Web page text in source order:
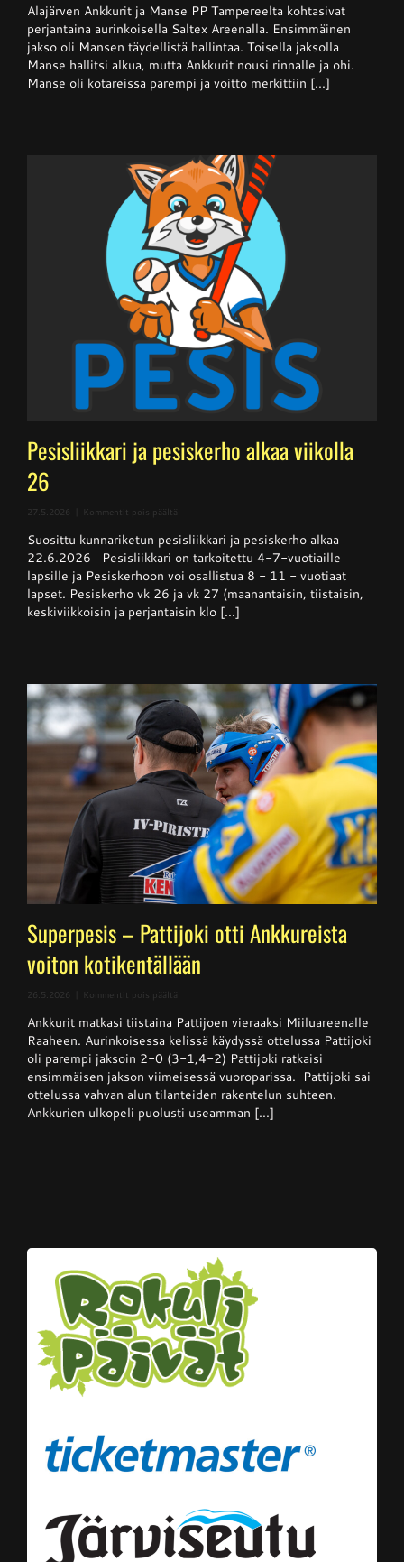
–
Ankkurit
nappasi
pisteen
hallitsevalta
mestarilta
Alajärven Ankkurit ja Manse PP Tampereelta kohtasivat
perjantaina aurinkoisella Saltex Areenalla. Ensimmäinen
jakso oli Mansen täydellistä hallintaa. Toisella jaksolla
Manse hallitsi alkua, mutta Ankkurit nousi rinnalle ja ohi.
Manse oli kotareissa parempi ja voitto merkittiin [...]
Pesisliikkari ja pesiskerho alkaa viikolla
26
27.5.2026 Kommentit pois päältä
ja
pesiskerho
alkaa
viikolla
26
Suosittu kunnariketun pesisliikkari ja pesiskerho alkaa
22.6.2026 Pesisliikkari on tarkoitettu 4-7-vuotiaille
lapsille ja Pesiskerhoon voi osallistua 8 - 11 - vuotiaat
lapset. Pesiskerho vk 26 ja vk 27 (maanantaisin, tiistaisin,
keskiviikkoisin ja perjantaisin klo [...]
Superpesis – Pattijoki otti Ankkureista
voiton kotikentällään
26.5.2026 Kommentit pois päältä
–
Pattijoki
otti
Ankkureista
voiton
kotikentällään
Ankkurit matkasi tiistaina Pattijoen vieraaksi Miiluareenalle
Raaheen. Aurinkoisessa kelissä käydyssä ottelussa Pattijoki
oli parempi jaksoin 2-0 (3-1,4-2) Pattijoki ratkaisi
ensimmäisen jakson viimeisessä vuoroparissa. Pattijoki sai
ottelussa vahvan alun tilanteiden rakentelun suhteen.
Ankkurien ulkopeli puolusti useamman [...]